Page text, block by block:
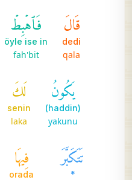
قَالَ
dedi
qala
فَٱهۡبِطۡ
öyle ise in
fah'bit
يَكُونُ
(haddin)
yakunu
لَكَ
senin
laka
تَتَكَبَّرَ
*
فِيهَا
orada